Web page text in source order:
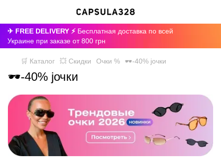
✈ FREE DELIVERY ⚡ Бесплатная доставка по всей
Украине при заказе от 800 грн
🛒 Каталог 💥 Скидки Очки % 🕶-40% jочки
🕶-40% jочки